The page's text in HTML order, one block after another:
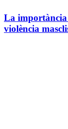
La importància
violència